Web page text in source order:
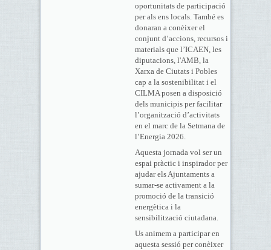
oportunitats de participació
per als ens locals. També es
donaran a conèixer el
conjunt d’accions, recursos i
materials que l’ICAEN, les
diputacions, l'AMB, la
Xarxa de Ciutats i Pobles
cap a la sostenibilitat i el
CILMA posen a disposició
dels municipis per facilitar
l’organització d’activitats
en el marc de la Setmana de
l’Energia 2026.
Aquesta jornada vol ser un
espai pràctic i inspirador per
ajudar els Ajuntaments a
sumar-se activament a la
promoció de la transició
energètica i la
sensibilització ciutadana.
Us animem a participar en
aquesta sessió per conèixer